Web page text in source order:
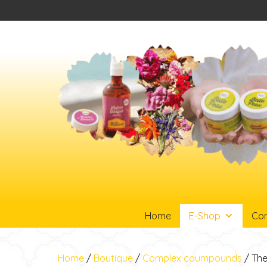
Home E-Shop
Home / Boutique / Complex coumpounds /